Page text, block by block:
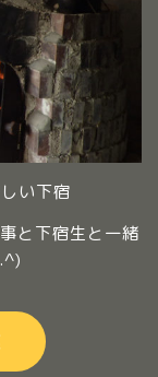
い下宿
と下宿生と一緒